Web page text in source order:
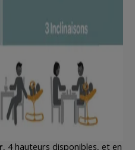
, 4 hauteurs disponibles, et en